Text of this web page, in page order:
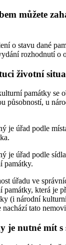
můžete
o stavu dané
rozhodnutí o
životní
památky se
působností, u
je úřad podle
je úřad podle
památky.
úřadu ve
památky, která je
(i národní
nachází tato
je nutné mít s